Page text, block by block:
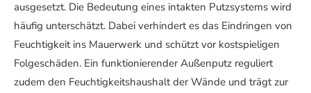
ausgesetzt. Die Bedeutung eines intakten Putzsystems wird
häufig unterschätzt. Dabei verhindert es das Eindringen von
Feuchtigkeit ins Mauerwerk und schützt vor kostspieligen
Folgeschäden. Ein funktionierender Außenputz reguliert
zudem den Feuchtigkeitshaushalt der Wände und trägt zur